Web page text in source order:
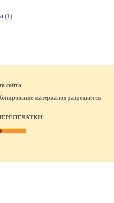
(1)
сайта
материалов разрешается